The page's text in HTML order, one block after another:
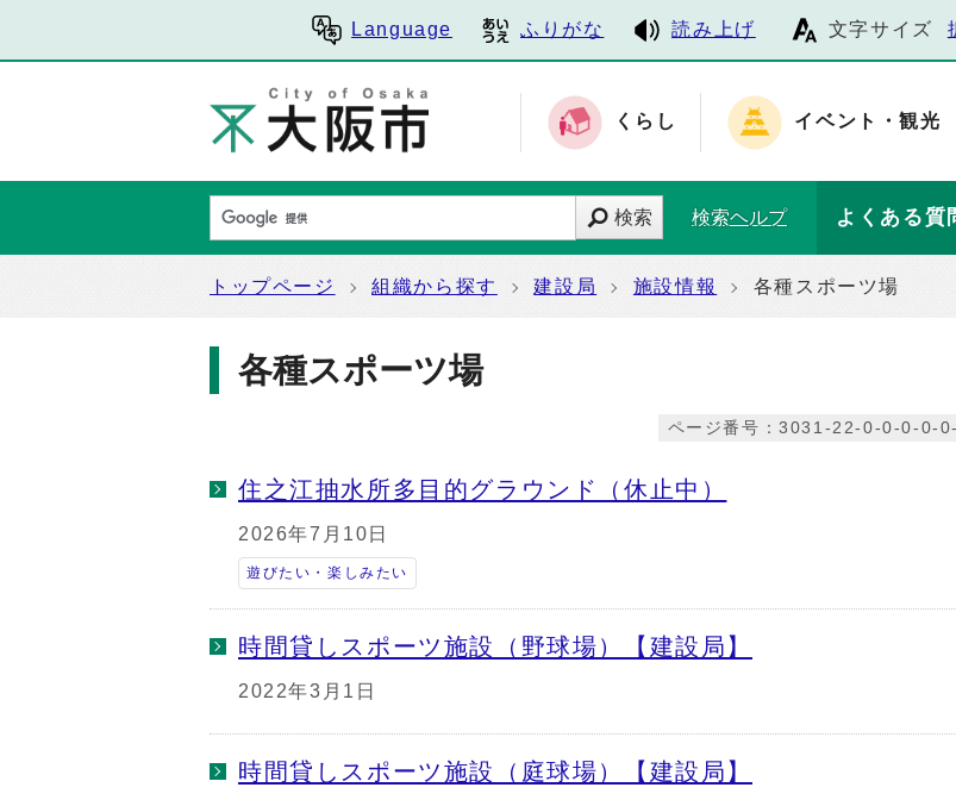
Language ふりがな 読み上げ 文字サイズ
くらし イベント・観光
検索 検索ヘルプ よくある質
トップページ 組織から探す 建設局 施設情報 各種スポーツ場
各種スポーツ場
ページ番号：3031-22-0-0-0-0-
住之江抽水所多目的グラウンド（休止中）
2026年7月10日
遊びたい・楽しみたい
時間貸しスポーツ施設（野球場）【建設局】
2022年3月1日
時間貸しスポーツ施設（庭球場）【建設局】